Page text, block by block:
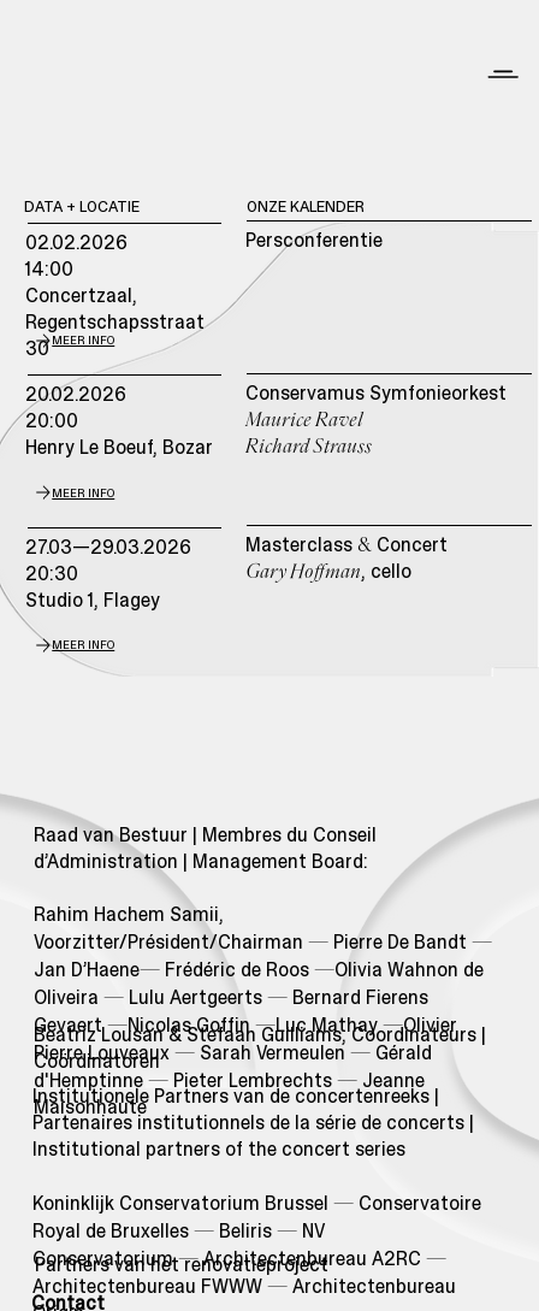
DATA + LOCATIE ONZE KALENDER
02.02.2026
14:00
Concertzaal,
Regentschapsstraat
30 MEER INFO
20.02.2026
20:00
Henry Le Boeuf, Bozar
MEER INFO
27.03—29.03.2026
20:30
Studio 1, Flagey
MEER INFO
Persconferentie
Conservamus Symfonieorkest
Maurice Ravel
Richard Strauss
Masterclass &Concert
Gary Hoffman, cello
Raad van Bestuur | Membres du Conseil
d’Administration | Management Board:
Rahim Hachem Samii,
Voorzitter/Président/Chairman — Pierre De Bandt —
Jan D’Haene— Frédéric de Roos —Olivia Wahnon de
Oliveira — Lulu Aertgeerts — Bernard Fierens
Gevaert—Nicolas Goffin—Luc Mathay—Olivier
Pierre Louveaux — Sarah Vermeulen — Gérald
d'Hemptinne — Pieter Lembrechts — Jeanne
Maisonhaute
Beatriz Lousan & Stefaan Guilliams, Coordinateurs |
Coördinatoren
Contact
Partners van het renovatieproject
Institutionele Partners van de concertenreeks |
Partenaires institutionnels de la série de concerts |
Institutional partners of the concert series
Koninklijk Conservatorium Brussel— Conservatoire
Royal de Bruxelles— Beliris— NV
Conservatorium—Architectenbureau A2RC—
Architectenbureau FWWW— Architectenbureau